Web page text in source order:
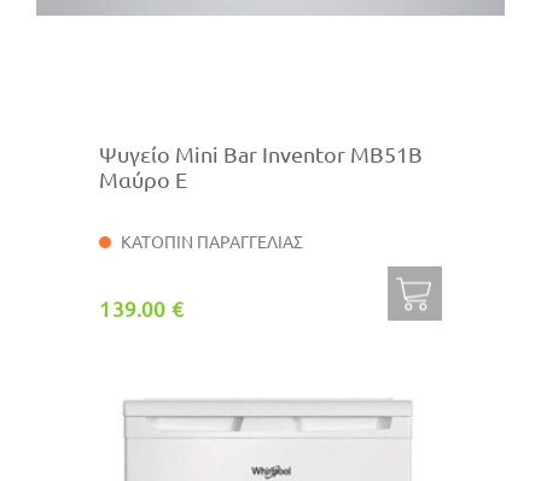
Ψυγείο Mini Bar Inventor MB51B
Μαύρο E
ΚΑΤΟΠΙΝ ΠΑΡΑΓΓΕΛΙΑΣ
139.00 €